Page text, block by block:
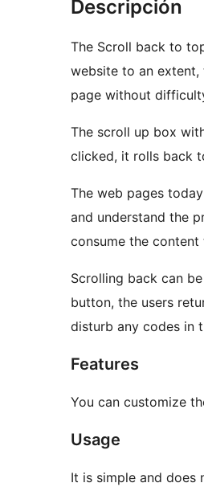
Descripción
The Scroll back to
website to an
page without
The scroll up box
clicked, it rolls back
The web pages
and understand the
consume the
Scrolling back can
button, the users
disturb any codes in
Features
You can customize
Usage
It is simple and does